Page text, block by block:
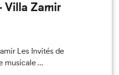
Villa Zamir
Les Invités de
musicale ...